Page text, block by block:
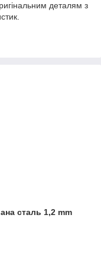
деталям з
сталь 1,2 mm